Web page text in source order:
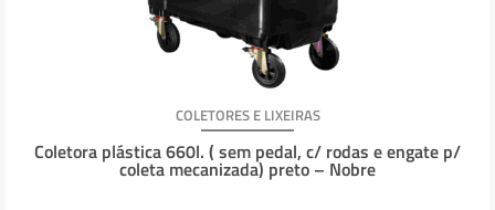
COLETORES E LIXEIRAS
Coletora plástica 660l. ( sem pedal, c/ rodas e engate p/
coleta mecanizada) preto – Nobre